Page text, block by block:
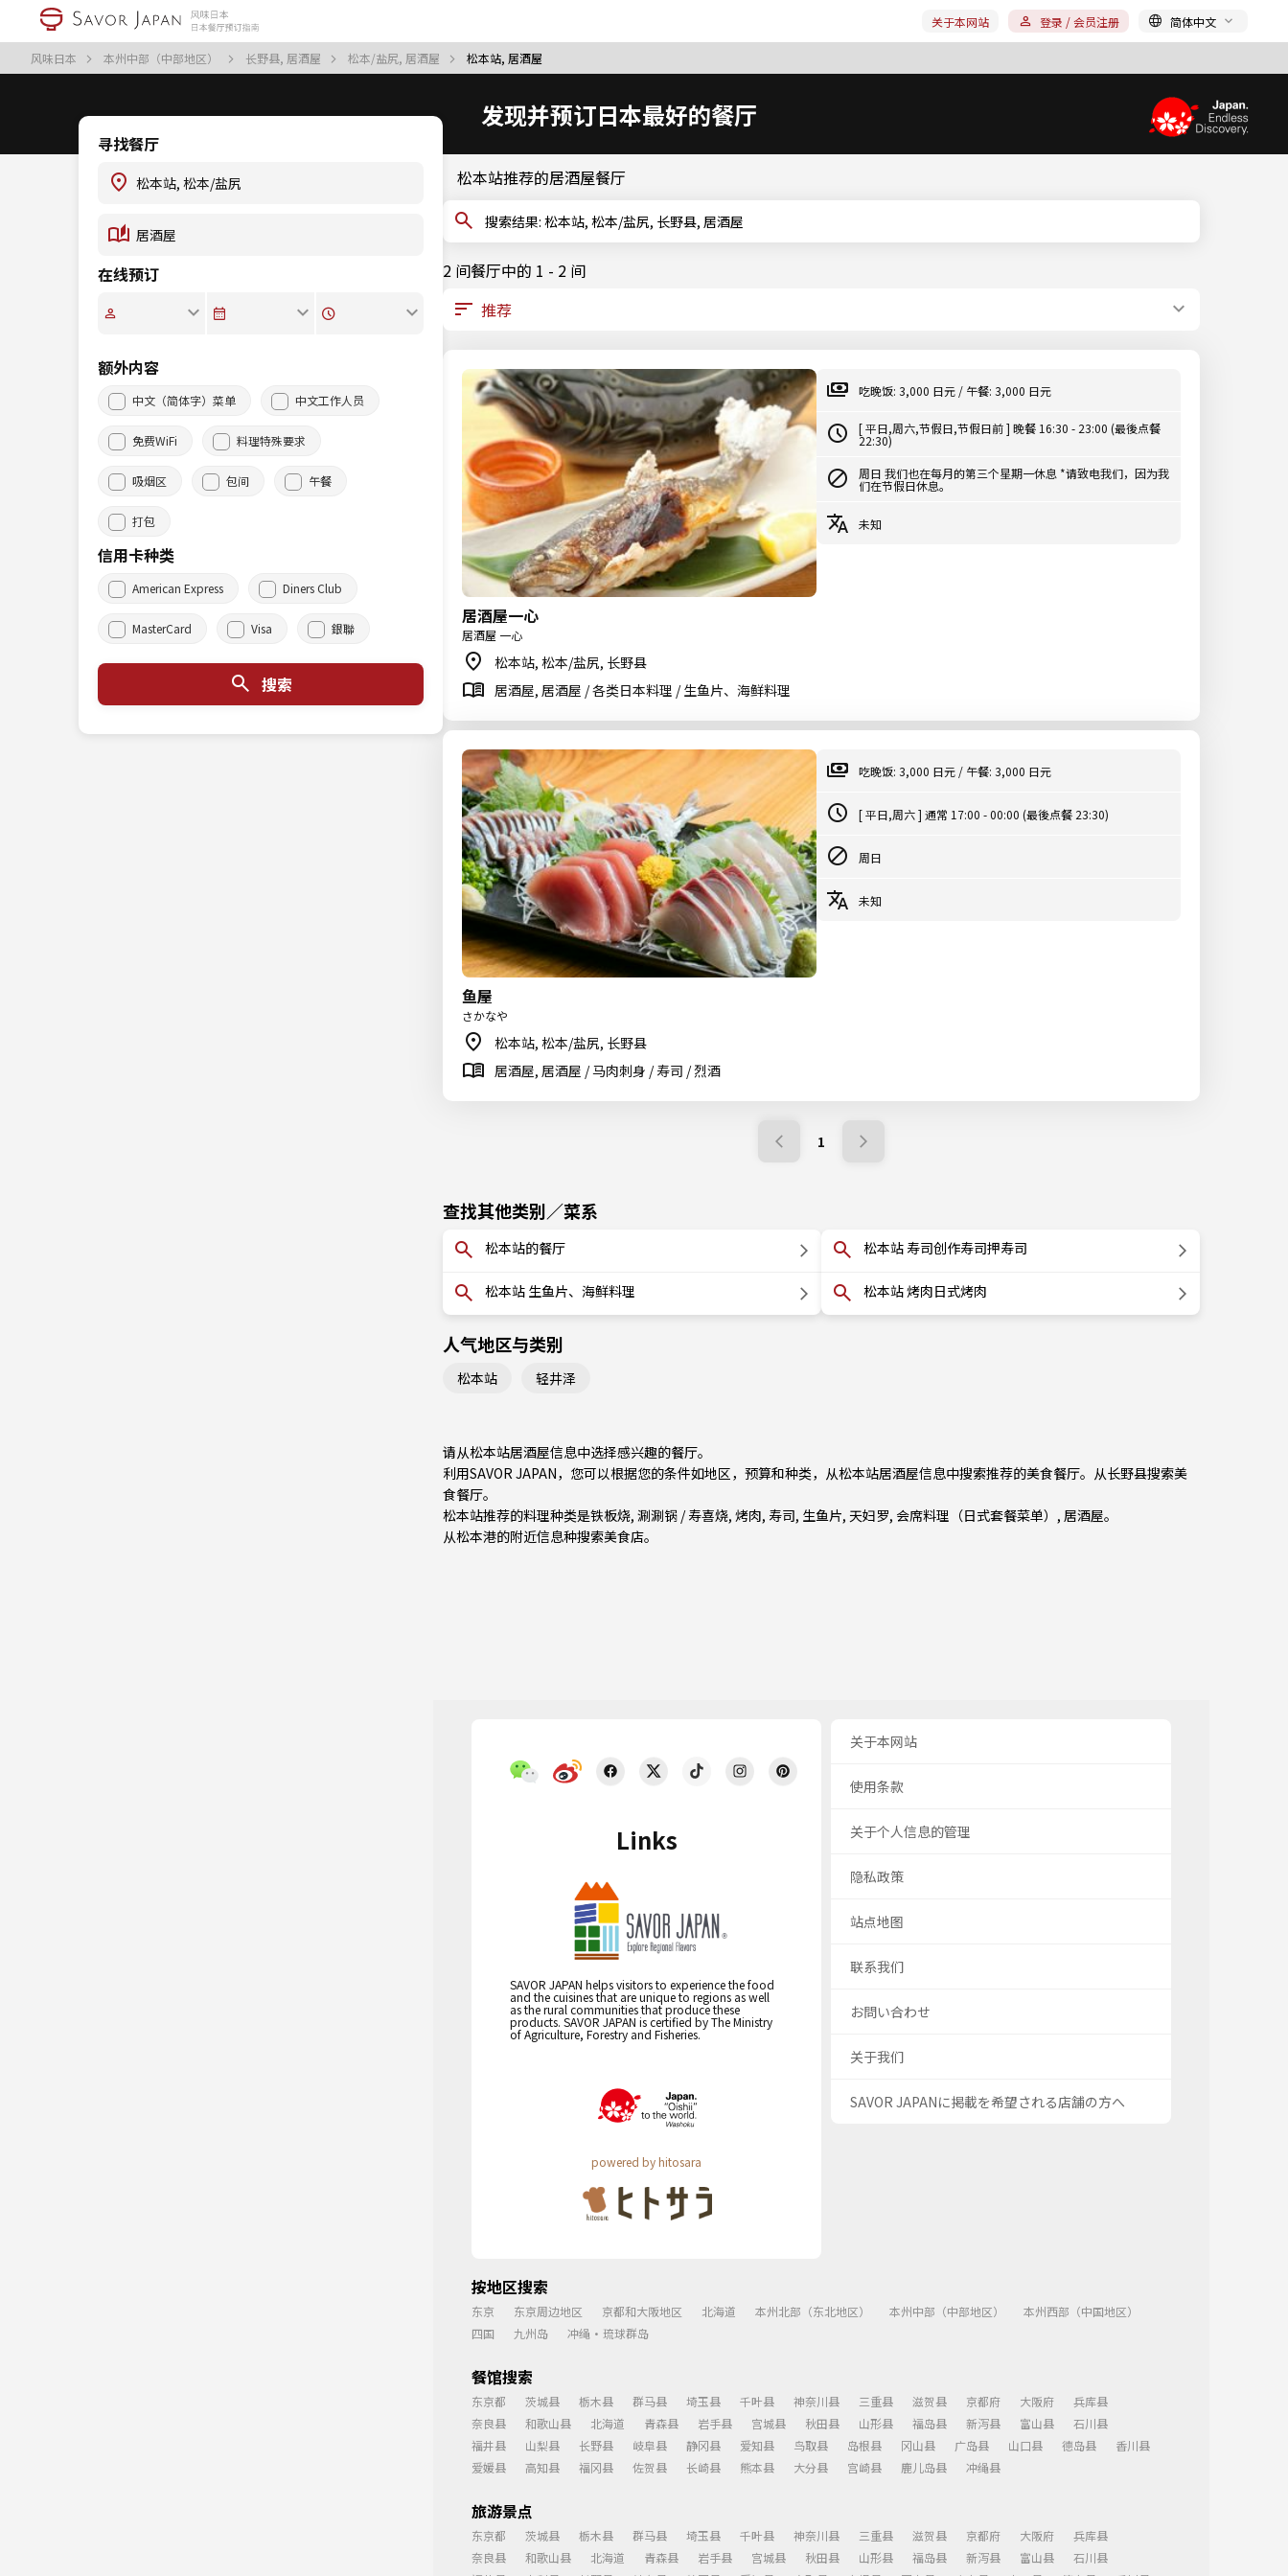
风味日本 本州中部（中部地区） 长野县, 居酒屋 松本/盐尻, 居酒屋 松本站, 居酒屋
关于本网站 登录 / 会员注册 简体中文
发现并预订日本最好的餐厅
寻找餐厅
在线预订
额外内容
中文（简体字）菜单 中文工作人员
免费WiFi 料理特殊要求
吸烟区 包间 午餐
打包
信用卡种类
American Express Diners Club
MasterCard Visa 銀聯
搜索
松本站推荐的居酒屋餐厅
搜索结果: 松本站, 松本/盐尻, 长野县, 居酒屋
2 间餐厅中的 1 - 2 间
居酒屋一心
居酒屋 一心
松本站, 松本/盐尻, 长野县
居酒屋, 居酒屋 / 各类日本料理 / 生鱼片、海鲜料理
吃晚饭: 3,000 日元 / 午餐: 3,000 日元
[ 平日,周六,节假日,节假日前 ] 晚餐 16:30 - 23:00 (最後点餐
22:30)
周日 我们也在每月的第三个星期一休息 *请致电我们，因为我
们在节假日休息。
未知
鱼屋
さかなや
松本站, 松本/盐尻, 长野县
居酒屋, 居酒屋 / 马肉刺身 / 寿司 / 烈酒
吃晚饭: 3,000 日元 / 午餐: 3,000 日元
[ 平日,周六 ] 通常 17:00 - 00:00 (最後点餐 23:30)
周日
未知
1
查找其他类别／菜系
松本站的餐厅
松本站 生鱼片、海鲜料理
松本站 寿司创作寿司押寿司
松本站 烤肉日式烤肉
人气地区与类别
松本站 轻井泽
请从松本站居酒屋信息中选择感兴趣的餐厅。
利用SAVOR JAPAN，您可以根据您的条件如地区，预算和种类，从松本站居酒屋信息中搜索推荐的美食餐厅。从长野县搜索美
食餐厅。
松本站推荐的料理种类是铁板烧, 涮涮锅 / 寿喜烧, 烤肉, 寿司, 生鱼片, 天妇罗, 会席料理（日式套餐菜单） , 居酒屋。
从松本港的附近信息种搜索美食店。
Links
SAVOR JAPAN helps visitors to experience the food
and the cuisines that are unique to regions as well
as the rural communities that produce these
products. SAVOR JAPAN is certified by The Ministry
of Agriculture, Forestry and Fisheries.
powered by hitosara
关于本网站
使用条款
关于个人信息的管理
隐私政策
站点地图
联系我们
お問い合わせ
关于我们
SAVOR JAPANに掲載を希望される店舗の方へ
按地区搜索
东京 东京周边地区 京都和大阪地区 北海道 本州北部（东北地区） 本州中部（中部地区）
本州西部（中国地区）
四国
九州岛 冲绳・琉球群岛
餐馆搜索
东京都 茨城县 栃木县 群马县 埼玉县 千叶县 神奈川县 三重县 滋贺县 京都府 大阪府
兵库县
奈良县
和歌山县 北海道 青森县 岩手县 宫城县 秋田县 山形县 福岛县 新泻县 富山县
石川县
福井县
山梨县 长野县 岐阜县 静冈县 爱知县 鸟取县 岛根县 冈山县 广岛县 山口县 德岛县
香川县
爱媛县
高知县 福冈县 佐贺县 长崎县 熊本县 大分县 宫崎县 鹿儿岛县 冲绳县
旅游景点
东京都 茨城县 栃木县 群马县 埼玉县 千叶县 神奈川县 三重县 滋贺县 京都府 大阪府
兵库县
奈良县
和歌山县 北海道 青森县 岩手县 宫城县 秋田县 山形县 福岛县 新泻县 富山县
石川县